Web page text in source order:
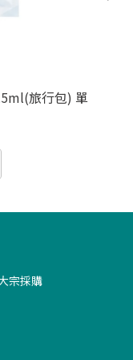
旅行包) 單
宗採購